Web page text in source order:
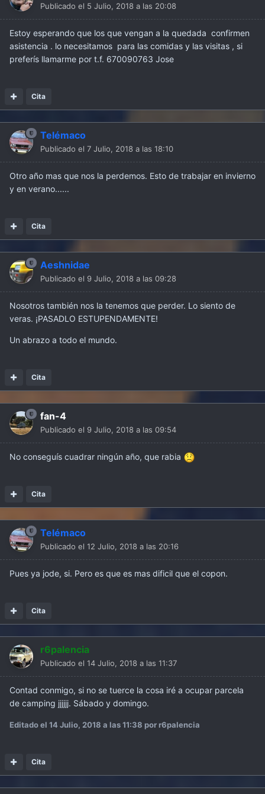
Publicado el 5 Julio, 2018 a las 20:08
Estoy esperando que los que vengan a la quedada confirmen
asistencia . lo necesitamos para las comidas y las visitas , si
preferís llamarme por t.f. 670090763 Jose
Cita
Telémaco
Publicado el 7 Julio, 2018 a las 18:10
Otro año mas que nos la perdemos. Esto de trabajar en invierno
y en verano......
Cita
Aeshnidae
Publicado el 9 Julio, 2018 a las 09:28
Nosotros también nos la tenemos que perder. Lo siento de
veras. ¡PASADLO ESTUPENDAMENTE!
Un abrazo a todo el mundo.
Cita
fan-4
Publicado el 9 Julio, 2018 a las 09:54
No conseguís cuadrar ningún año, que rabia
Cita
Telémaco
Publicado el 12 Julio, 2018 a las 20:16
Pues ya jode, si. Pero es que es mas dificil que el copon.
Cita
r6palencia
Publicado el 14 Julio, 2018 a las 11:37
Contad conmigo, si no se tuerce la cosa iré a ocupar parcela
de camping jjjjjj. Sábado y domingo.
Editado el 14 Julio, 2018 a las 11:38 por r6palencia
Cita